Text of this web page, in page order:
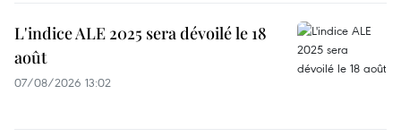
L'indice ALE 2025 sera dévoilé le 18
août
07/08/2026 13:02